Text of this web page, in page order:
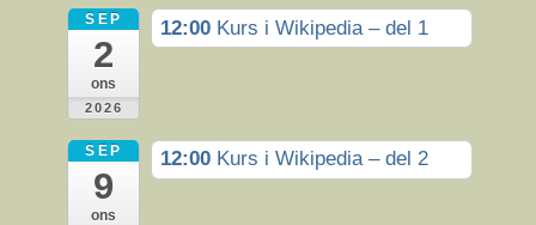
SEP
2
ons
2026
12:00 Kurs i Wikipedia – del 1
SEP
9
ons
12:00 Kurs i Wikipedia – del 2